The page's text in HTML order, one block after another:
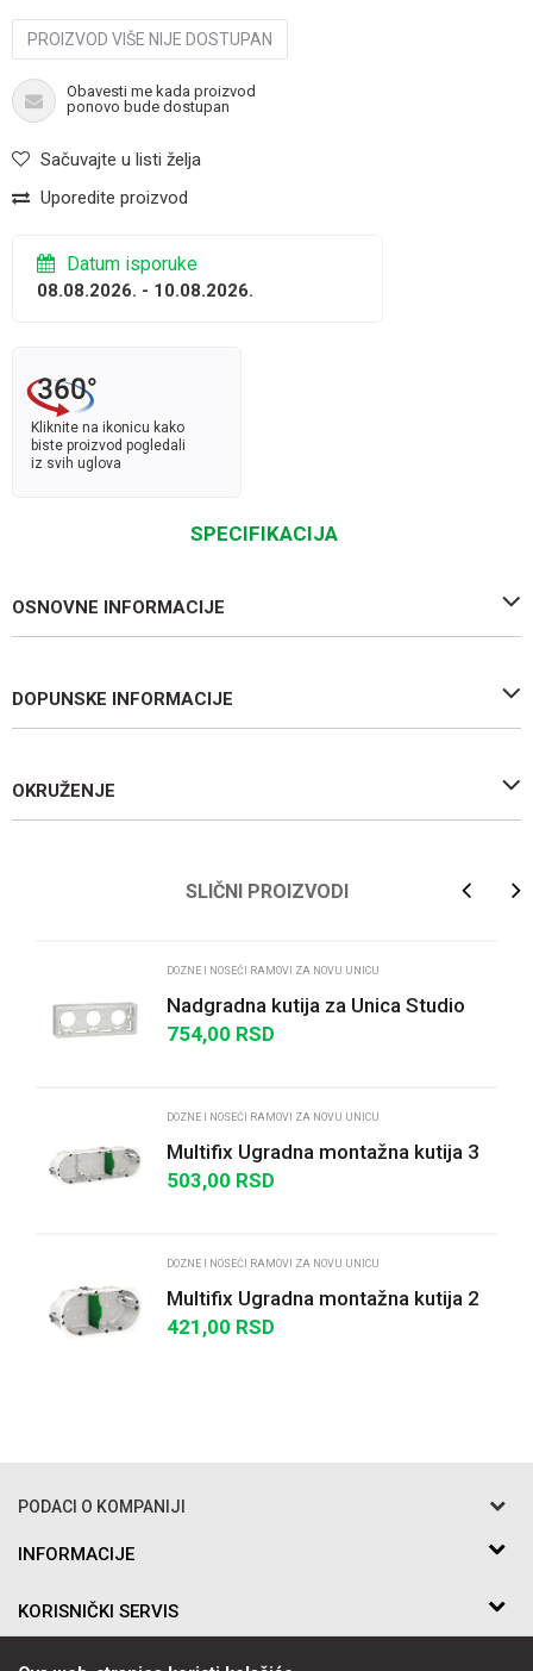
PROIZVOD VIŠE NIJE DOSTUPAN
Obavesti me kada proizvod
ponovo bude dostupan
Sačuvajte u listi želja
Uporedite proizvod
Datum isporuke
08.08.2026. - 10.08.2026.
Kliknite na ikonicu kako
biste proizvod pogledali
iz svih uglova
SPECIFIKACIJA
OSNOVNE INFORMACIJE
DOPUNSKE INFORMACIJE
OKRUŽENJE
Poruka
SLIČNI PROIZVODI
DOZNE I NOSEĆI RAMOVI ZA NOVU UNICU
Nadgradna kutija za Unica Studio
3x2M
754,00 RSD
DOZNE I NOSEĆI RAMOVI ZA NOVU UNICU
Multifix Ugradna montažna kutija 3
elementa 67x50mm
503,00 RSD
DOZNE I NOSEĆI RAMOVI ZA NOVU UNICU
Multifix Ugradna montažna kutija 2
elementa 67x50mm
421,00 RSD
PODACI O KOMPANIJI
Razo DOO
Bakarska br.5
Telefon:
INFORMACIJE
KORISNIČKI SERVIS
PRATITE NAS